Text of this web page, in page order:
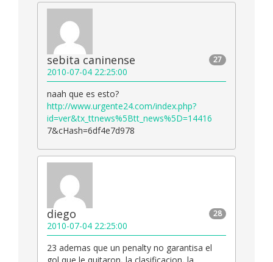
27
sebita caninense
2010-07-04 22:25:00
naah que es esto?
http://www.urgente24.com/index.php?
id=ver&tx_ttnews%5Btt_news%5D=14416
7&cHash=6df4e7d978
28
diego
2010-07-04 22:25:00
23 ademas que un penalty no garantisa el
gol que le quitaron, la clasificacion, la